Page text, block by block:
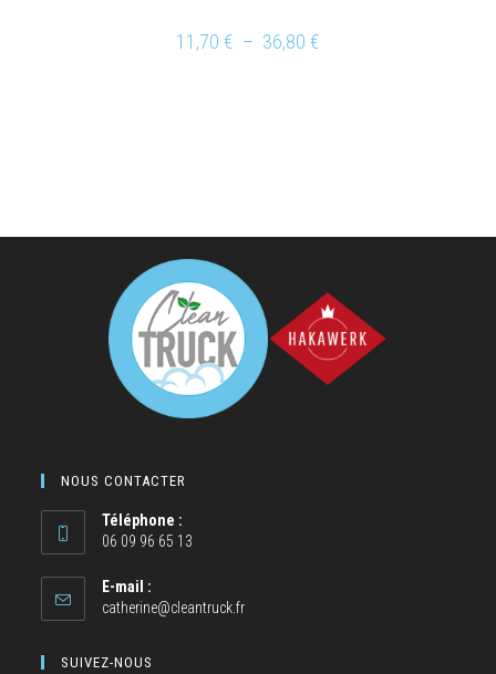
11,70 € – 36,80 €
NOUS CONTACTER
Téléphone :
06 09 96 65 13
E-mail :
catherine@cleantruck.fr
SUIVEZ-NOUS